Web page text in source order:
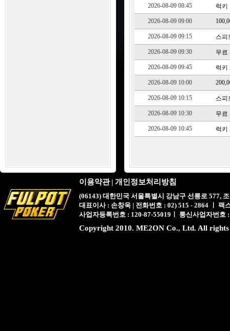
2026-08-09 08:45 럭키
2026-08-09 09:00
2026-08-09 09:15 스피
2026-08-09 09:30 무료
2026-08-09 09:45 럭키
2026-08-09 10:00
2026-08-09 10:15 스피
2026-08-09 10:30 무료
2026-08-09 10:45 럭키
이용약관 | 개인정보처리방침
(06143) 대한민국 서울특별시 강남구 선릉로 577,
대표이사 : 손창욱 | 전화번호 : 02) 515 - 2864 ㅣ 팩
사업자등록번호 : 120-87-55019ㅣ 통신사업자번호
Copyright 2010. ME2ON Co., Ltd. All rights